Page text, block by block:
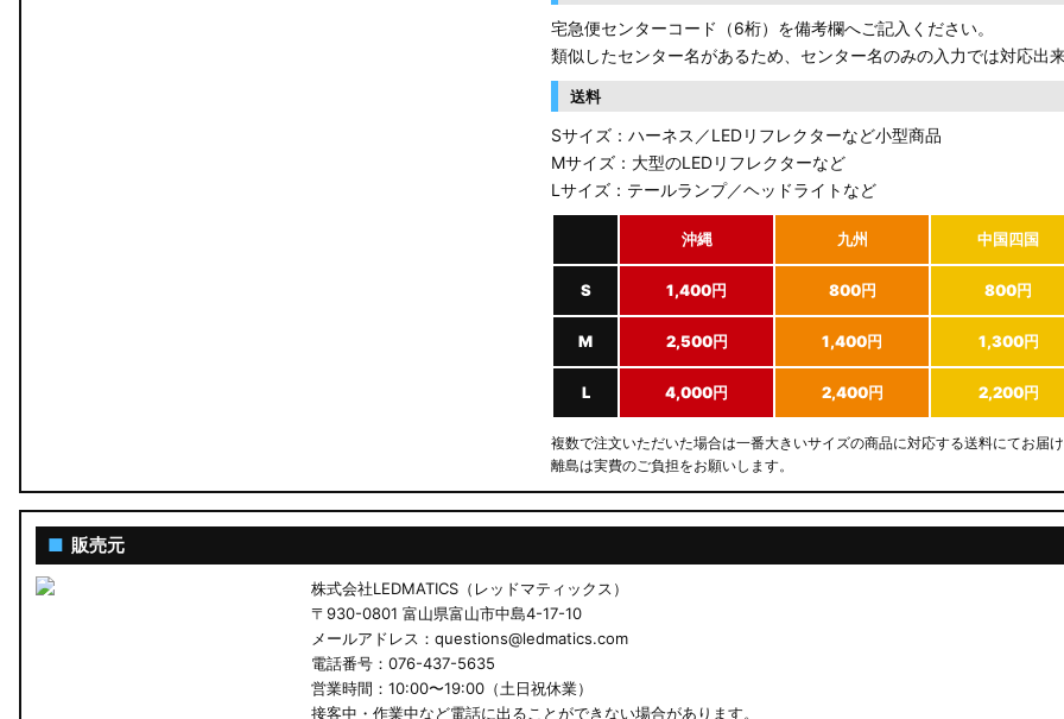
宅急便センターコード（6桁）を備考欄へご記入ください。
類似したセンター名があるため、センター名のみの入力では対応出
送料
Sサイズ：ハーネス／LEDリフレクターなど小型商品
Mサイズ：大型のLEDリフレクターなど
Lサイズ：テールランプ／ヘッドライトなど
沖縄 九州 中国四国
S 1,400円 800円 800円
M 2,500円 1,400円 1,300円
L 4,000円 2,400円 2,200円
複数で注文いただいた場合は一番大きいサイズの商品に対応する送料にてお届け
離島は実費のご負担をお願いします。
■ 販売元
株式会社LEDMATICS（レッドマティックス）
〒930-0801 富山県富山市中島4-17-10
メールアドレス：questions@ledmatics.com
電話番号：076-437-5635
営業時間：10:00〜19:00（土日祝休業）
接客中・作業中など電話に出ることができない場合があります。